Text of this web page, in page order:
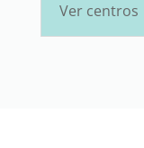
Ver centros